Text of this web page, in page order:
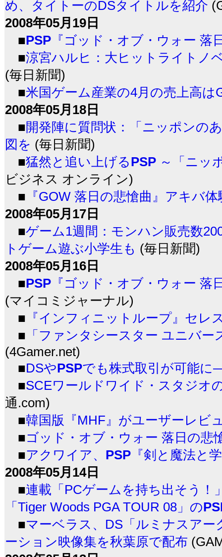
め、タイトーのDSタイトルを紹介
2008年05月19日
■PSP 『ゴッド・オブ・ウォー
■涼宮ハルヒ：大ヒットライトノ
(毎日新聞)
■米国ゲーム産業の4月の売上高は
2008年05月18日
■開発陣に質問状：「ニッポンの
図を (毎日新聞)
■猛然と追い上げるPSP ～「ニッ
ビジネス オンライン)
■ 『GOW 落日の悲愴曲』アキバ
2008年05月17日
■ゲーム1週間：モンハン販売数
トゲーム遊ぶ小学生も (毎日新聞)
2008年05月16日
■PSP 『ゴッド・オブ・ウォー
(マイコミジャーナル)
■ 『インフィニットループ』セレ
■ 「ファンタシースター ユニバ
(4Gamer.net)
■DSやPSPでも株式取引が可能
■SCEワールドワイド・スタジオ
通.com)
■韓国版『MHF』がユーザーレビ
■ゴッド・オブ・ウォー 落日の悲
■アクワイア、 PSP 『剣と魔法と
2008年05月14日
■連載「PCゲームを持ち出そう！
「Tiger Woods PGA TOUR 08」の
■マーベラス、DS「ルミナスア
ーション映像集を秋葉原で配布